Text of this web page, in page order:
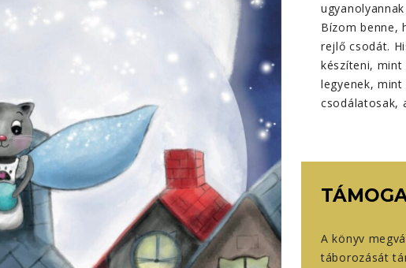
Bízom benne,
rejlő csodát.
készíteni, mint
legyenek,
csodálatosak,
A könyv
táborozását